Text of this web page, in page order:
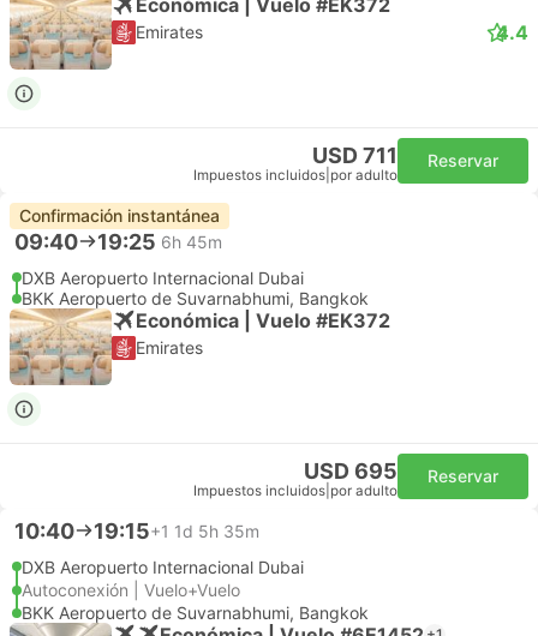
Emirates 4.4
USD 711
Impuestos incluidos por adulto
Reservar
Confirmación instantánea
09:40 19:25 6h 45m
DXB Aeropuerto Internacional Dubai
BKK Aeropuerto de Suvarnabhumi, Bangkok
Económica | Vuelo #EK372
Emirates
USD 695
Impuestos incluidos por adulto
Reservar
10:40 19:15+1 1d 5h 35m
DXB Aeropuerto Internacional Dubai
Autoconexión | Vuelo+Vuelo
BKK Aeropuerto de Suvarnabhumi, Bangkok